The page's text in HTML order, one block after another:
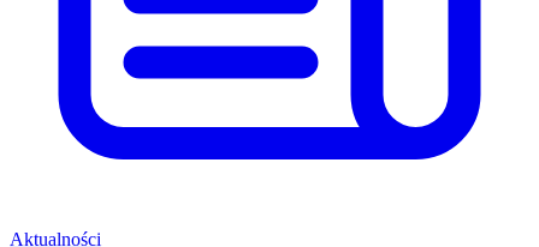
Aktualności